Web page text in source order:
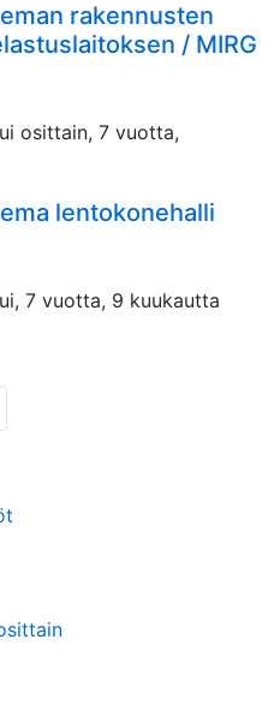
rakennusten
/ MIRG
osittain, 7 vuotta,
lentokonehalli
7 vuotta, 9 kuukautta